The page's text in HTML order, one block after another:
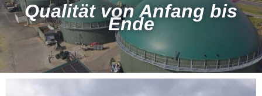
Qualität von Anfang bis
Ende